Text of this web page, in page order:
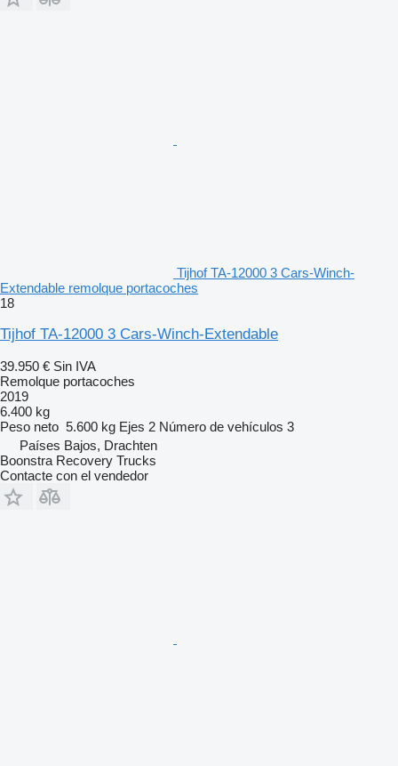
Tijhof TA-12000 3 Cars-Winch-
Extendable remolque portacoches
18
Tijhof TA-12000 3 Cars-Winch-Extendable
39.950 € Sin IVA
Remolque portacoches
2019
6.400 kg
Peso neto 5.600 kg Ejes 2 Número de vehículos 3
Países Bajos, Drachten
Boonstra Recovery Trucks
Contacte con el vendedor